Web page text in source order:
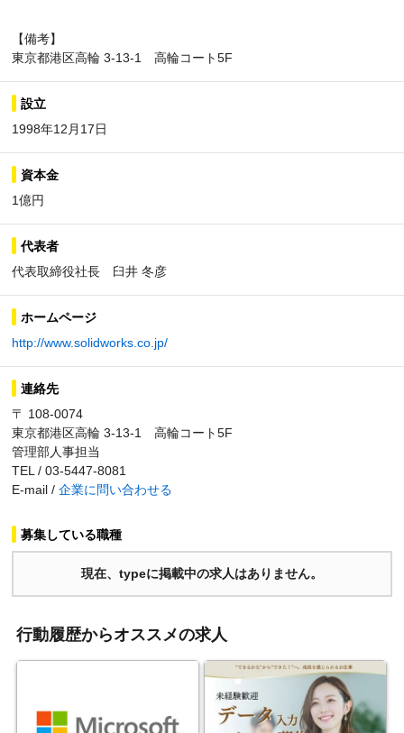
【備考】
東京都港区高輪 3-13-1 高輪コート5F
設立
1998年12月17日
資本金
1億円
代表者
代表取締役社長 臼井 冬彦
ホームページ
http://www.solidworks.co.jp/
連絡先
〒 108-0074
東京都港区高輪 3-13-1 高輪コート5F
管理部人事担当
TEL / 03-5447-8081
E-mail / 企業に問い合わせる
募集している職種
現在、typeに掲載中の求人はありません。
行動履歴からオススメの求人